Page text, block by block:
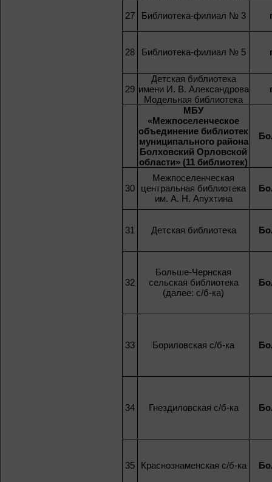
27 Библиотека-филиал № 3
28 Библиотека-филиал № 5
29
Детская библиотека
имени И. В. Александрова
Модельная библиотека
МБУ
«Межпоселенческое
объединение библиотек
муниципального района
Болховский Орловской
области» (11 библиотек)
30
Межпоселенческая
центральная библиотека
им. А. Н. Апухтина
31 Детская библиотека
32
Больше-Чернская
сельская библиотека
(далее: с/б-ка)
33 Бориловская с/б-ка
34 Гнездиловская с/б-ка
35 Краснознаменская с/б-ка